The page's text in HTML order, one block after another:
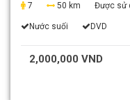
7
50 km Được sử
Nước suối DVD
2,000,000 VND